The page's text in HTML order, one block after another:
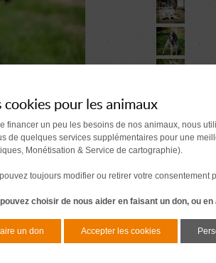
cookies pour les animaux
financer un peu les besoins de nos animaux, nous
de quelques services supplémentaires pour une
Monétisation & Service de cartographie).
toujours modifier ou retirer votre consentement
choisir de nous aider en faisant un don, ou
un don Accepter les cookies